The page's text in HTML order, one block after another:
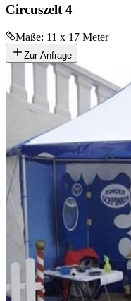
Circuszelt 4
Maße: 11 x 17 Meter
Zur Anfrage